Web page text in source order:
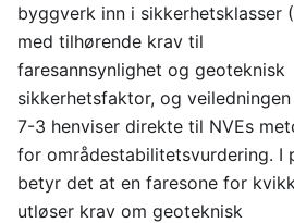
byggverk inn i sikkerhetsklasser
med tilhørende krav til
faresannsynlighet og geoteknisk
sikkerhetsfaktor, og
7-3 henviser direkte til NVEs
for områdestabilitetsvurdering. I
betyr det at en faresone for
utløser krav om geoteknisk